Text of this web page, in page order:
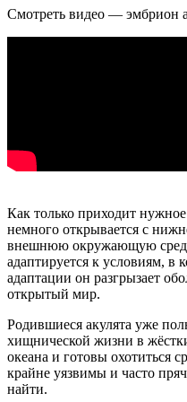
Смотреть видео — эмбрион
Как только приходит
немного открывается с
внешнюю окружающую
адаптируется к условиям, в
адаптации он разгрызает
открытый мир.
Родившиеся акулята уже
хищнической жизни в
океана и готовы охотиться
крайне уязвимы и часто
найти.